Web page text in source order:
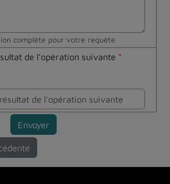
complète pour votre requête
de l’opération suivante *
Envoyer